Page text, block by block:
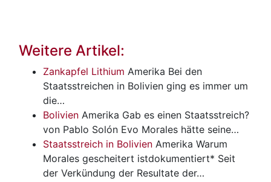
Weitere Artikel:
Zankapfel Lithium Amerika Bei den
Staatsstreichen in Bolivien ging es immer um
die…
Bolivien Amerika Gab es einen Staatsstreich?
von Pablo Solón Evo Morales hätte seine…
Staatsstreich in Bolivien Amerika Warum
Morales gescheitert istdokumentiert* Seit
der Verkündung der Resultate der…